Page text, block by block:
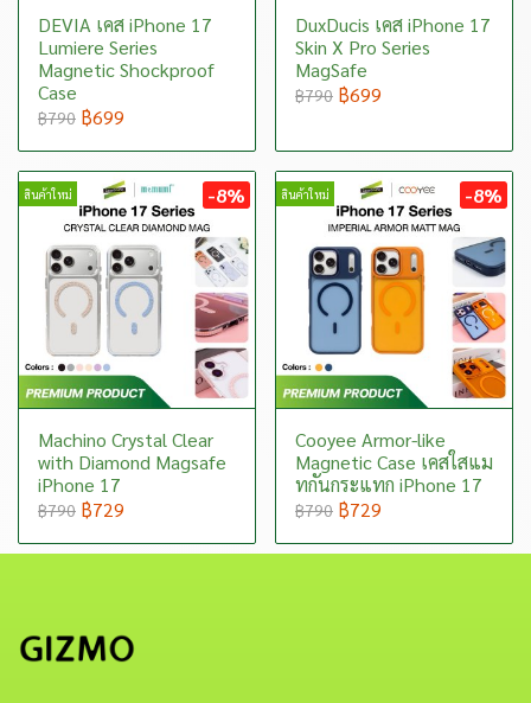
DEVIA เคส iPhone 17
Lumiere Series
Magnetic Shockproof
Case
฿790 ฿699
DuxDucis เคส iPhone 17
Skin X Pro Series
MagSafe
฿790 ฿699
สินค้าใหม่ -8%
Machino Crystal Clear
with Diamond Magsafe
iPhone 17
฿790 ฿729
สินค้าใหม่ -8%
Cooyee Armor-like
Magnetic Case เคสใสแม
ทกันกระแทก iPhone 17
฿790 ฿729